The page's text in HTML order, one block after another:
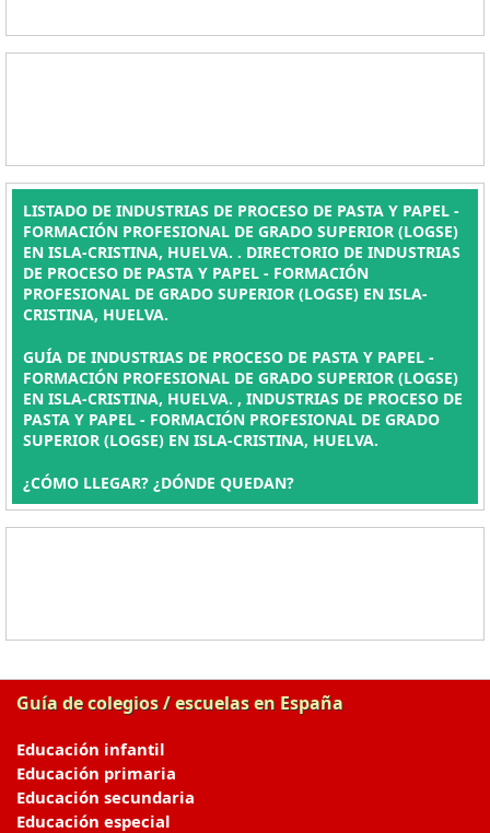
LISTADO DE INDUSTRIAS DE PROCESO DE PASTA Y PAPEL -
FORMACIÓN PROFESIONAL DE GRADO SUPERIOR (LOGSE)
EN ISLA-CRISTINA, HUELVA. . DIRECTORIO DE INDUSTRIAS
DE PROCESO DE PASTA Y PAPEL - FORMACIÓN
PROFESIONAL DE GRADO SUPERIOR (LOGSE) EN ISLA-
CRISTINA, HUELVA.
GUÍA DE INDUSTRIAS DE PROCESO DE PASTA Y PAPEL -
FORMACIÓN PROFESIONAL DE GRADO SUPERIOR (LOGSE)
EN ISLA-CRISTINA, HUELVA. , INDUSTRIAS DE PROCESO DE
PASTA Y PAPEL - FORMACIÓN PROFESIONAL DE GRADO
SUPERIOR (LOGSE) EN ISLA-CRISTINA, HUELVA.
¿CÓMO LLEGAR? ¿DÓNDE QUEDAN?
Guía de colegios / escuelas en España
Educación infantil
Educación primaria
Educación secundaria
Educación especial